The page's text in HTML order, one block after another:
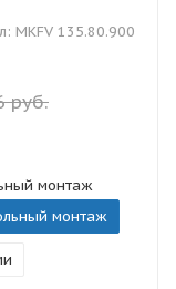
MKFV 135.80.900
руб.
монтаж
монтаж